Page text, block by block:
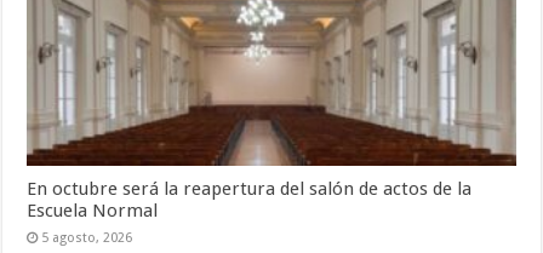
En octubre será la reapertura del salón de actos de la
Escuela Normal
5 agosto, 2026